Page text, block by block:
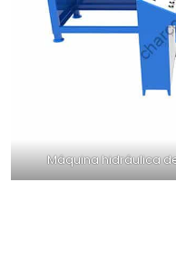
Máquina hidráulica